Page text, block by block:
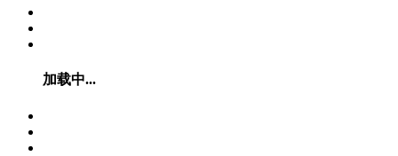
加载中...